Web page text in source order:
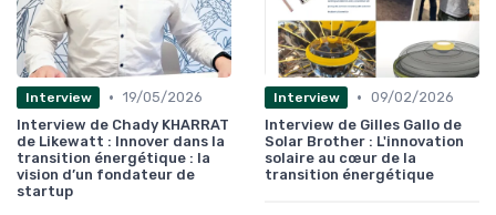
Interview • 19/05/2026
Interview de Chady KHARRAT
de Likewatt : Innover dans la
transition énergétique : la
vision d’un fondateur de
startup
Interview • 09/02/2026
Interview de Gilles Gallo de
Solar Brother : L'innovation
solaire au cœur de la
transition énergétique